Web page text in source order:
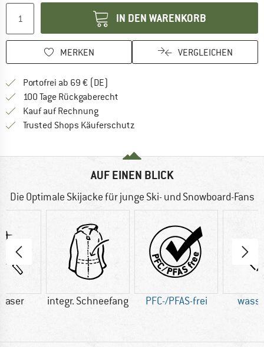
IN DEN WARENKORB
MERKEN VERGLEICHEN
Portofrei ab 69 € (DE)
100 Tage Rückgaberecht
Kauf auf RechnungFinde die Zahlungs-Infos hier! Öffnet
Trusted Shops Käuferschutz
AUF EINEN BLICK
Die Optimale Skijacke für junge Ski- und Snowboard-Fans
integr. Schneefang PFC-/PFAS-frei